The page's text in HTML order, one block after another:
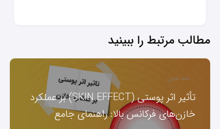
مطالب مرتبط را ببینید
بانک خازنی
تأثیر اثر پوستی (SKIN EFFECT) بر عملکرد
خازن‌های فرکانس بالا: راهنمای جامع